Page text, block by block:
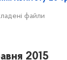
файли
2015